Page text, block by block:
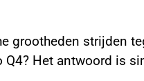
grootheden strijden
Q4? Het antwoord is